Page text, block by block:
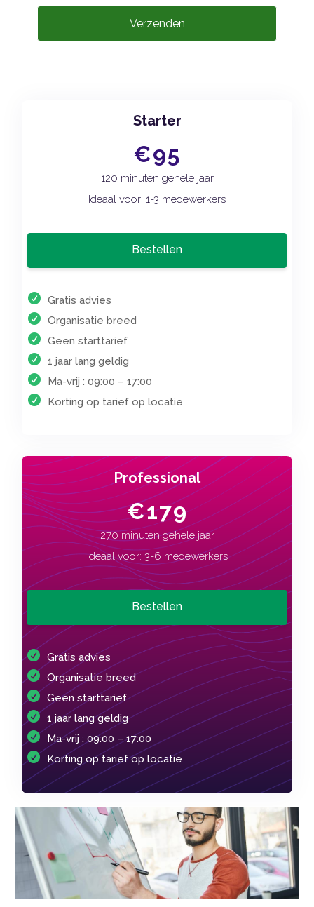
Verzenden
Starter
€95
120 minuten gehele jaar
Ideaal voor: 1-3 medewerkers
Bestellen
Gratis advies
Organisatie breed
Geen starttarief
1 jaar lang geldig
Ma-vrij : 09:00 – 17:00
Korting op tarief op locatie
Professional
€179
270 minuten gehele jaar
Ideaal voor: 3-6 medewerkers
Bestellen
Gratis advies
Organisatie breed
Geen starttarief
1 jaar lang geldig
Ma-vrij : 09:00 – 17:00
Korting op tarief op locatie